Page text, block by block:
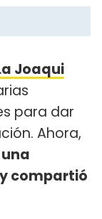
Joaqui
para dar
Ahora,
y compartió